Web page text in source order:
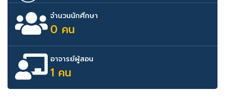
จำนวนนักศึกษา
0 คน
อาจารย์ผู้สอน
1 คน